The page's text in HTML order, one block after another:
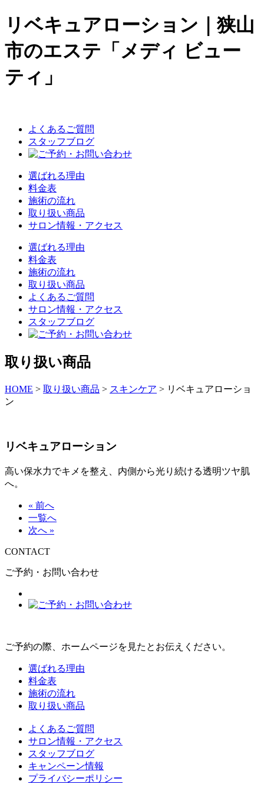
リベキュアローション｜狭山
市のエステ「メディ ビュー
ティ」
よくあるご質問
スタッフブログ
選ばれる理由
料金表
施術の流れ
取り扱い商品
サロン情報・アクセス
選ばれる理由
料金表
施術の流れ
取り扱い商品
よくあるご質問
サロン情報・アクセス
スタッフブログ
取り扱い商品
HOME > 取り扱い商品 > スキンケア > リベキュアローショ
ン
リベキュアローション
高い保水力でキメを整え、内側から光り続ける透明ツヤ肌
へ。
« 前へ
一覧へ
次へ »
CONTACT
ご予約・お問い合わせ
ご予約の際、ホームページを見たとお伝えください。
選ばれる理由
料金表
施術の流れ
取り扱い商品
よくあるご質問
サロン情報・アクセス
スタッフブログ
キャンペーン情報
プライバシーポリシー